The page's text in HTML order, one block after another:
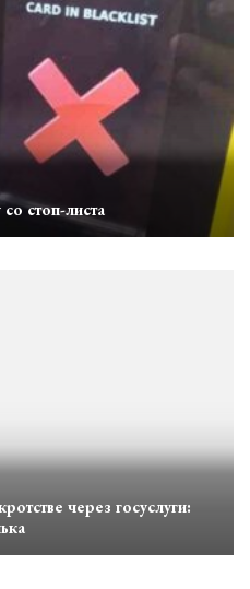
стоп-листа
через госуслуги: